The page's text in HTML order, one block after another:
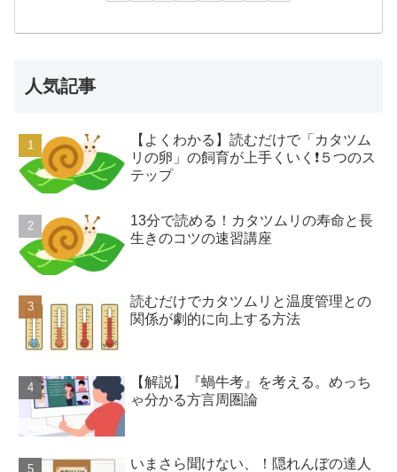
人気記事
【よくわかる】読むだけで「カタツム
リの卵」の飼育が上手くいく❗️５つのス
テップ
13分で読める！カタツムリの寿命と長
生きのコツの速習講座
読むだけでカタツムリと温度管理との
関係が劇的に向上する方法
【解説】『蝸牛考』を考える。めっち
ゃ分かる方言周圏論
いまさら聞けない、！隠れんぼの達人